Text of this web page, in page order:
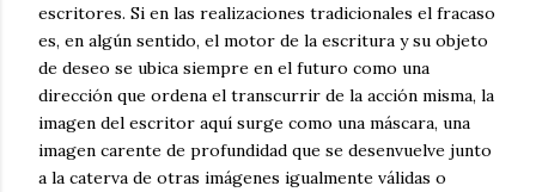
escritores. Si en las realizaciones tradicionales el fracaso
es, en algún sentido, el motor de la escritura y su objeto
de deseo se ubica siempre en el futuro como una
dirección que ordena el transcurrir de la acción misma, la
imagen del escritor aquí surge como una máscara, una
imagen carente de profundidad que se desenvuelve junto
a la caterva de otras imágenes igualmente válidas o